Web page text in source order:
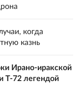
когда
казнь
Ирано-иракской
Т-72 легендой